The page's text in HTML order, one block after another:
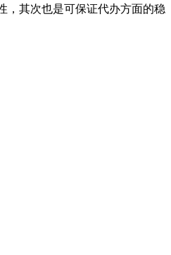
，其次也是可保证代办方面的稳